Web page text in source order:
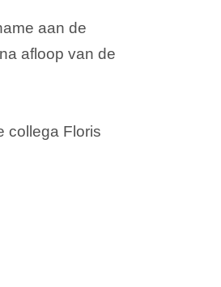
aan de
afloop van de
collega Floris